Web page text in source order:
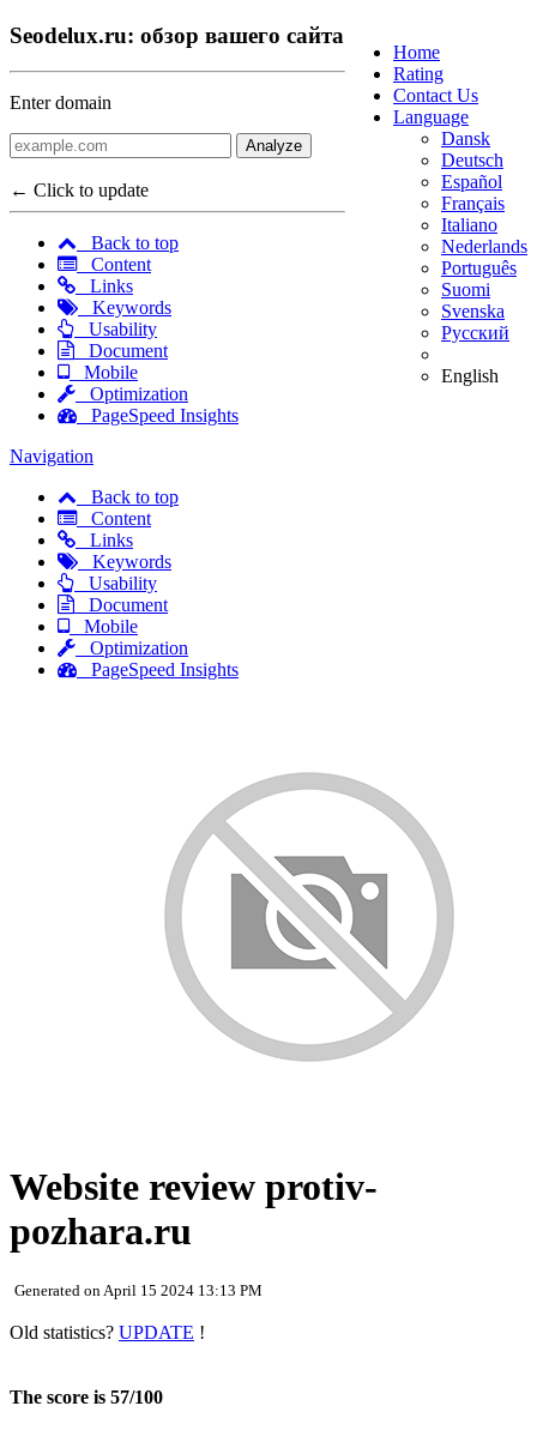
Home
Rating
Contact Us
Language
Dansk
Deutsch
Español
Français
Italiano
Nederlands
Português
Suomi
Svenska
Русский
English
Seodelux.ru: обзор вашего сайта
Enter domain
Analyze
← Click to update
Back to top
Content
Links
Keywords
Usability
Document
Mobile
Optimization
PageSpeed Insights
Navigation
Back to top
Content
Links
Keywords
Usability
Document
Mobile
Optimization
PageSpeed Insights
Website review protiv-
pozhara.ru
Generated on April 15 2024 13:13 PM
Old statistics? UPDATE !
The score is 57/100